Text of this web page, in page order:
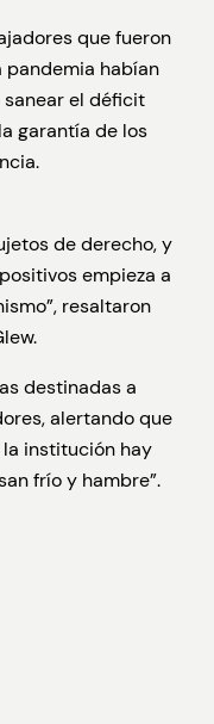
que fueron
habían
el déficit
garantía de los
de derecho, y
empieza a
resaltaron
destinadas a
alertando que
institución hay
frío y hambre”.